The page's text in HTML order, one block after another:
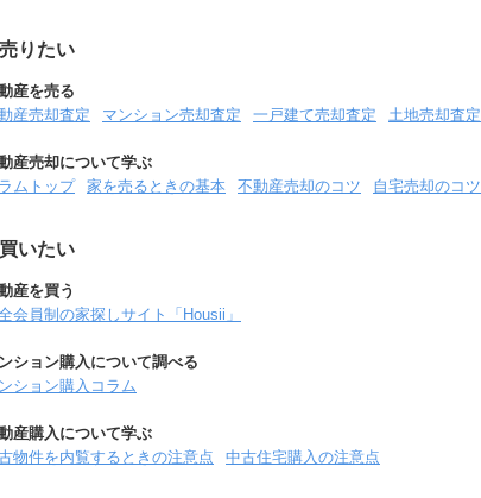
売りたい
産を売る
産売却査定
マンション売却査定 一戸建て売却査定 土地売却査定
産売却について学ぶ
ムトップ
家を売るときの基本 不動産売却のコツ 自宅売却のコツ
買いたい
産を買う
会員制の家探しサイト「Housii」
ション購入について調べる
ション購入コラム
産購入について学ぶ
物件を内覧するときの注意点
中古住宅購入の注意点